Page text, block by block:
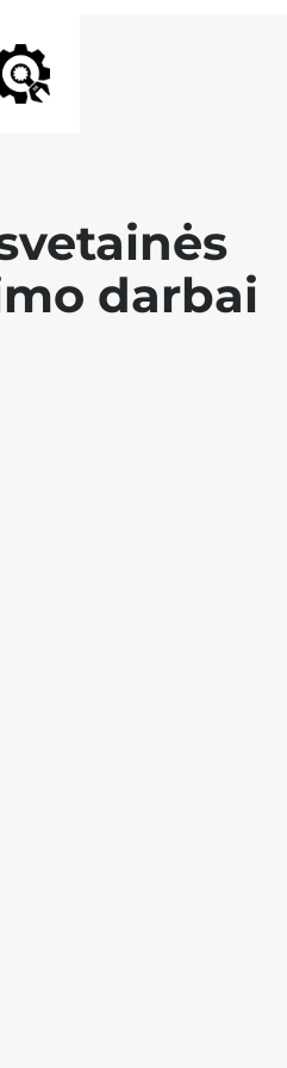
darbai